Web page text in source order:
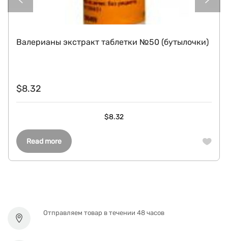
Read more
Валерианы экстракт таблетки №50 (бутылочки)
$8.32
$8.32
Отправляем товар в течении 48 часов